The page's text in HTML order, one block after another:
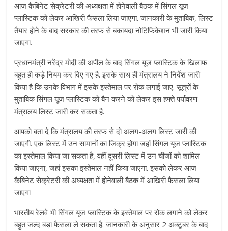
आज कैबिनेट सेक्रेटरी की अध्यक्षता में होनेवाली बैठक में सिंगल यूज
प्लास्टिक को लेकर आखिरी फैसला लिया जाएगा. जानकारी के मुताबिक, लिस्ट
तैयार होने के बाद सरकार की तरफ से बकायदा नोटिफिकेशन भी जारी किया
जाएगा.
प्रधानमंत्री नरेंद्र मोदी की अपील के बाद सिंगल यूज प्लास्टिक के खिलाफ
बहुत ही कड़े नियम कर दिए गए है. इसके साथ ही मंत्रालय ने निर्देश जारी
किया है कि उनके विभाग में इसके इस्तेमाल पर रोक लगाई जाए. सूत्रों के
मुताबिक सिंगल यूज प्लास्टिक को बैन करने को लेकर इस हफ्ते पर्यावरण
मंत्रालय लिस्ट जारी कर सकता है.
आपको बता दे कि मंत्रालय की तरफ से दो अलग-अलग लिस्ट जारी की
जाएगी. एक लिस्ट में उन सामानों का जिक्र होगा जहां सिंगल यूज प्लास्टिक
का इस्तेमाल किया जा सकता है, वहीं दूसरी लिस्ट में उन चीजों को शामिल
किया जाएगा, जहां इसका इस्तेमाल नहीं किया जाएगा. इसको लेकर आज
कैबिनेट सेक्रेटरी की अध्यक्षता में होनेवाली बैठक में आखिरी फैसला लिया
जाएगा
भारतीय रेलवे भी सिंगल यूज प्लास्टिक के इस्तेमाल पर रोक लगाने को लेकर
बहुत जल्द बड़ा फैसला ले सकता है. जानकारी के अनुसार 2 अक्टूबर के बाद